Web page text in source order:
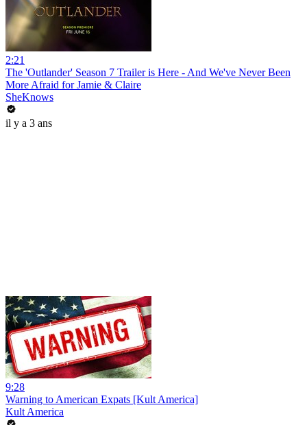
2:21
The 'Outlander' Season 7 Trailer is Here - And We've Never Been
More Afraid for Jamie & Claire
SheKnows
il y a 3 ans
9:28
Warning to American Expats [Kult America]
Kult America